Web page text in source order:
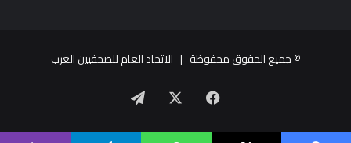
© جميع الحقوق محفوظة | الاتحاد العام للصحفيين العرب
فيسبوك تيلقرام